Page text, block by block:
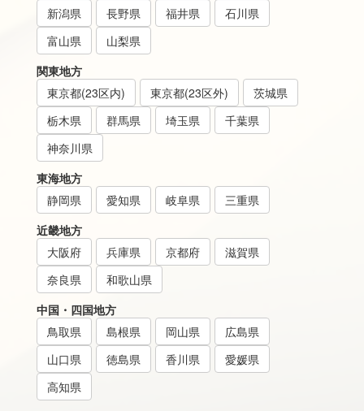
新潟県
長野県 福井県
石川県
富山県
山梨県
関東地方
東京都(23区内)
東京都(23区外)
茨城県
栃木県
群馬県 埼玉県
千葉県
神奈川県
東海地方
静岡県
愛知県 岐阜県
三重県
近畿地方
大阪府
兵庫県 京都府
滋賀県
奈良県
和歌山県
中国・四国地方
鳥取県
島根県 岡山県
広島県
山口県
徳島県 香川県
愛媛県
高知県